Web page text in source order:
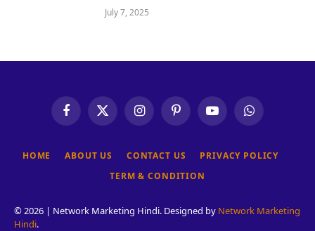
July 7, 2025
FacebookX
(Twitter)
InstagramPinterestYouTubeWhatsApp
HOME ABOUT US CONTACT US
PRIVACY POLICY
TERM & CONDITION
© 2026 | Network Marketing Hindi. Designed by Network Marketing
Hindi.